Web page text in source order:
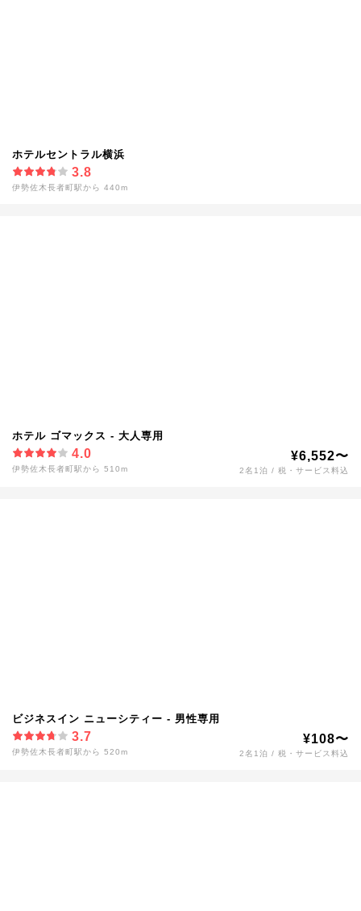
ホテルセントラル横浜
3.8
伊勢佐木長者町駅から 440m
ホテル ゴマックス - 大人専用
4.0
伊勢佐木長者町駅から 510m
¥6,552〜
2名1泊 / 税・サービス料込
ビジネスイン ニューシティー - 男性専用
3.7
伊勢佐木長者町駅から 520m
¥108〜
2名1泊 / 税・サービス料込